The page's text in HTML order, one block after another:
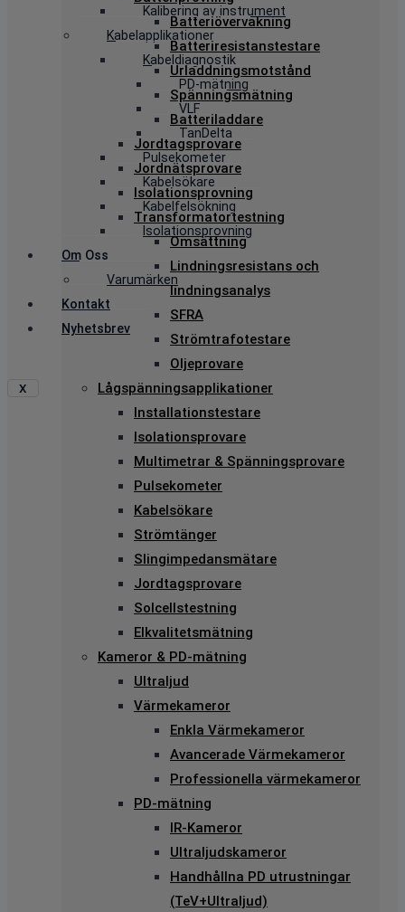
Kalibering av instrument
Kabelapplikationer
Kabeldiagnostik
PD-mätning
VLF
TanDelta
Pulsekometer
Kabelsökare
Kabelfelsökning
Isolationsprovning
Om Oss
Varumärken
Kontakt
Nyhetsbrev
X
Batteriövervakning
Batteriresistanstestare
Urladdningsmotstånd
Spänningsmätning
Batteriladdare
Jordtagsprovare
Jordnätsprovare
Isolationsprovning
Transformatortestning
Omsättning
Lindningsresistans och
lindningsanalys
SFRA
Strömtrafotestare
Oljeprovare
Lågspänningsapplikationer
Installationstestare
Isolationsprovare
Multimetrar & Spänningsprovare
Pulsekometer
Kabelsökare
Strömtänger
Slingimpedansmätare
Jordtagsprovare
Solcellstestning
Elkvalitetsmätning
Kameror & PD-mätning
Ultraljud
Värmekameror
Enkla Värmekameror
Avancerade Värmekameror
Professionella värmekameror
PD-mätning
IR-Kameror
Ultraljudskameror
Handhållna PD utrustningar
(TeV+Ultraljud)